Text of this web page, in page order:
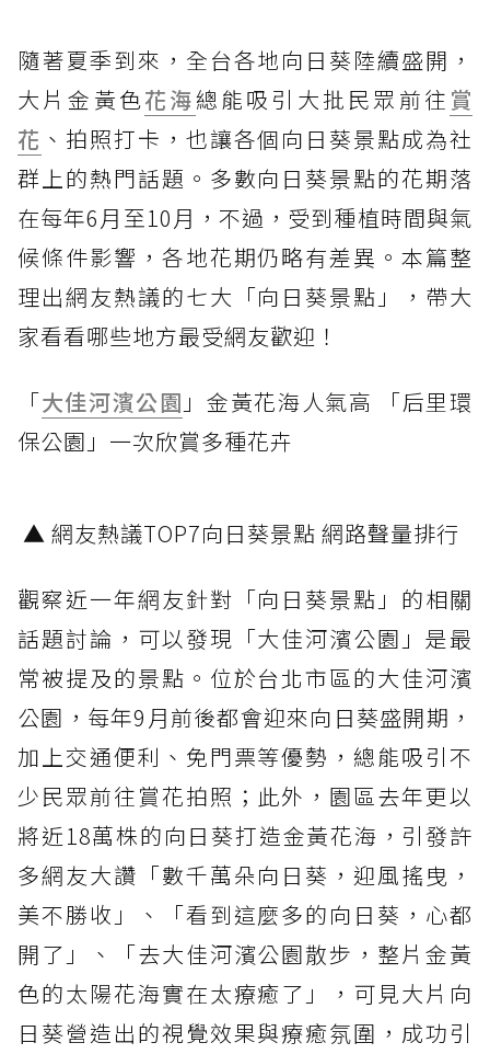
隨著夏季到來，全台各地向日葵陸續盛開，
大片金黃色花海總能吸引大批民眾前往 賞
花 、拍照打卡，也讓各個向日葵景點成為社
群上的熱門話題。多數向日葵景點的花期落
在每年6月至10月，不過，受到種植時間與氣
候條件影響，各地花期仍略有差異。本篇整
理出網友熱議的七大「向日葵景點」，帶大
家看看哪些地方最受網友歡迎！
「大佳河濱公園 」金黃花海人氣高 「后里環
保公園」一次欣賞多種花卉
▲ 網友熱議TOP7向日葵景點 網路聲量排行
觀察近一年網友針對「向日葵景點」的相關
話題討論，可以發現「大佳河濱公園」是最
常被提及的景點。位於台北市區的大佳河濱
公園，每年9月前後都會迎來向日葵盛開期，
加上交通便利、免門票等優勢，總能吸引不
少民眾前往賞花拍照；此外，園區去年更以
將近18萬株的向日葵打造金黃花海，引發許
多網友大讚「數千萬朵向日葵，迎風搖曳，
美不勝收」、「看到這麼多的向日葵，心都
開了」、「去大佳河濱公園散步，整片金黃
色的太陽花海實在太療癒了」，可見大片向
日葵營造出的視覺效果與療癒氛圍，成功引